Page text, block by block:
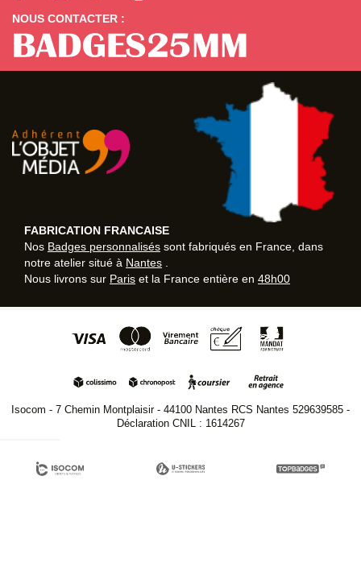
NOUS CONTACTER :
FABRICATION FRANCAISE
Nos Badges personnalisés sont fabriqués en France, dans
notre atelier situé à Nantes
Nous livrons sur Paris et la France entière en 48h00
Isocom - 7 Chemin Montplaisir - 44100 Nantes RCS Nantes 529639585 -
Déclaration CNIL : 1614267